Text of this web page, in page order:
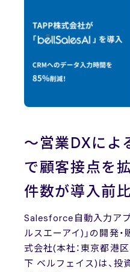
お問い合わせ
～営業DXによ
で顧客接点を
件数が導入前
Salesforce自動入力ア
ルスエーアイ)」の開発
式会社(本社：東京都港区
下 ベルフェイス)は、投